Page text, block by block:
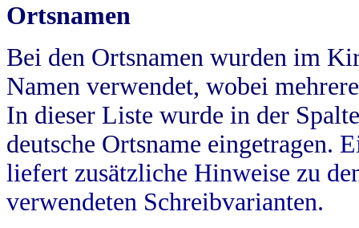
Ortsnamen
Bei den Ortsnamen wurden im
Namen verwendet, wobei
In dieser Liste wurde in der
deutsche Ortsname eingetragen.
liefert zusätzliche Hinweise zu
verwendeten Schreibvarianten.